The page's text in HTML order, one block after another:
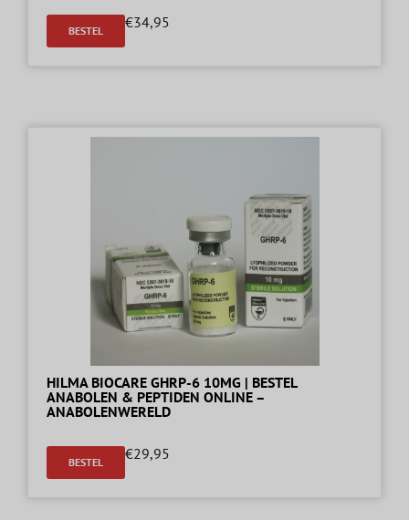
BESTEL €34,95
HILMA BIOCARE GHRP-6 10MG | BESTEL
ANABOLEN & PEPTIDEN ONLINE –
ANABOLENWERELD
BESTEL €29,95